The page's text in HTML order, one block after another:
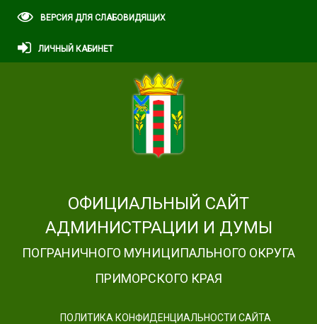
ВЕРСИЯ ДЛЯ СЛАБОВИДЯЩИХ
ЛИЧНЫЙ КАБИНЕТ
ОФИЦИАЛЬНЫЙ САЙТ
АДМИНИСТРАЦИИ И ДУМЫ
ПОГРАНИЧНОГО МУНИЦИПАЛЬНОГО ОКРУГА
ПРИМОРСКОГО КРАЯ
ПОЛИТИКА КОНФИДЕНЦИАЛЬНОСТИ САЙТА